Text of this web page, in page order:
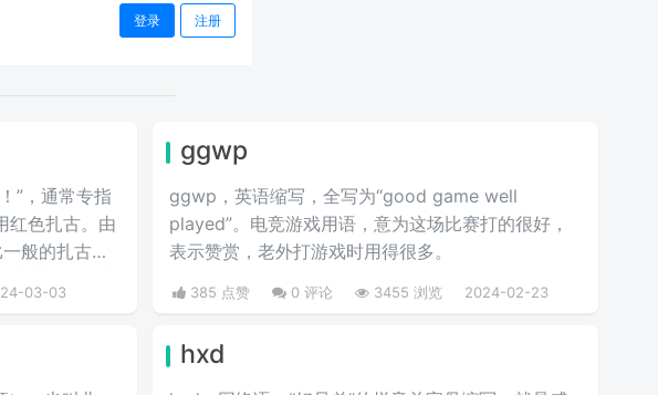
登录 注册
”，通常专指
红色扎古。由
般的扎古出
其他机体快
登场的象
03-03
ggwp
ggwp，英‌‌‌‌‌‌‌‌‌‌‌语缩写，全写为“good game well
played”。电竞游戏用语，意为这场比赛打的很好，
表示赞赏，老外打游戏时用得很多。
385 点赞 0 评论 3455 浏览 2024-02-23
hxd